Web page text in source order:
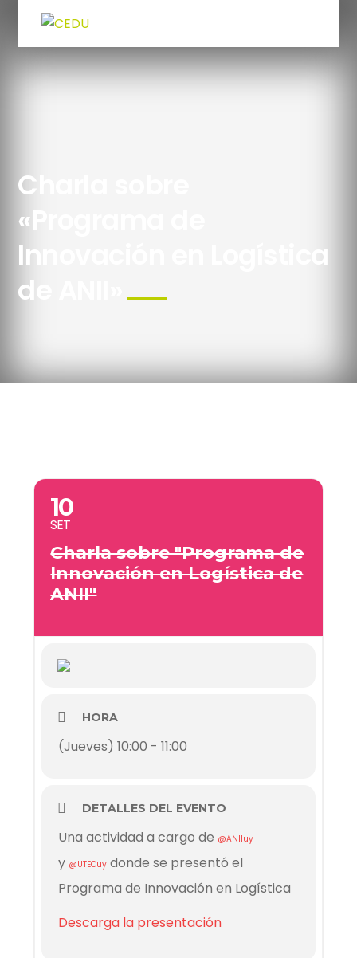
Charla sobre
«Programa de
Innovación en Logística
de ANII»
10
SET
Charla sobre "Programa de
Innovación en Logística de
ANII"
HORA
(Jueves) 10:00 - 11:00
DETALLES DEL EVENTO
Una actividad a cargo de @ANIIuy
y @UTECuy donde se presentó el
Programa de Innovación en Logística
Descarga la presentación